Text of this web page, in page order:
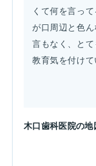
くて何を言っ
が口周辺と色
言もなく、と
教育気を付けて
木口歯科医院の地